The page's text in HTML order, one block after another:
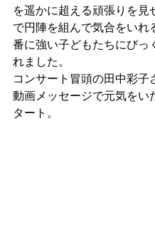
を遥かに超える頑張りを見
で円陣を組んで気合をいれ
番に強い子どもたちにびっ
れました。
コンサート冒頭の田中彩子
動画メッセージで元気をい
タート。